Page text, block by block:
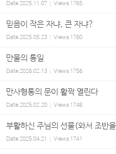
Date2025.11.07 Views 1765
믿음이 작은 자냐, 큰 자냐?
Date2025.05.23 Views 1760
만물의 통일
Date2026.02.13 Views 1756
만사형통의 문이 활짝 열린다
Date2025.02.20 Views 1748
부활하신 주님의 선물(와서 조반
Date2025.04.21 Views 1741